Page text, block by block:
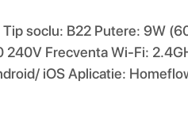
soclu: B22 Putere: 9W
Frecventa Wi-Fi:
iOS Aplicatie: